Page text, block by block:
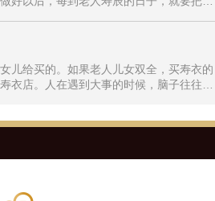
生给老人下病危通知后，老人年岁大
知后，尤其当医生说“准备后事吧”五个字
上就等于给老人“判了死刑”，因此家属
着床时，一旦老人出现这种情况，尤其癌
儿给买的。如果老人儿女双全，买寿衣的
衣店。人在遇到大事的时候，脑子往往不
都是有讲究的。如果逝者是年龄大的女
色、黛蓝、绛紫、艾绿色等；寿衣的款
忌讳的是到寿衣店直接买寿衣就走。家人